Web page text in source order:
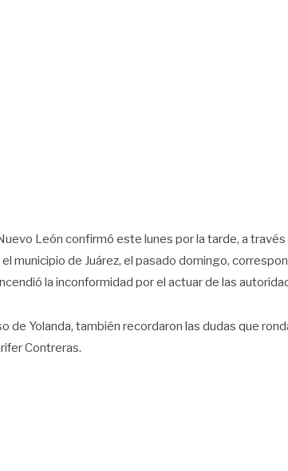
León confirmó este lunes por la tarde, a
municipio de Juárez, el pasado domingo,
la inconformidad por el actuar de las
de Yolanda, también recordaron las dudas que
Contreras.